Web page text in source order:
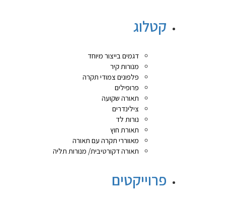
קטלוג
דגמים בייצור מיוחד
מנורות קיר
פלפונים צמודי תקרה
פרופילים
תאורה שקועה
צילינדרים
נורות לד
תאורת חוץ
מאווררי תקרה עם תאורה
תאורה דקורטיבית/ מנורות תליה
פרוייקטים